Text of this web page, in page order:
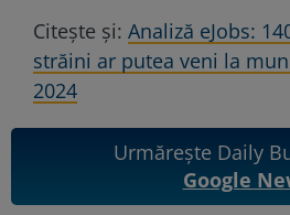
Citește și: Analiză eJobs:
străini ar putea veni la
2024
Urmărește Daily
Google